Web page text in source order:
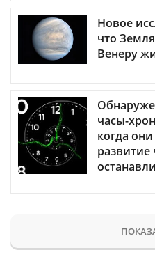
Новое
что
Венеру
часы-
когда
развитие